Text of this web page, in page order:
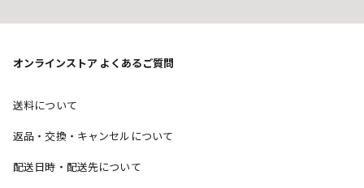
オンラインストア よくあるご質問
送料について
返品・交換・キャンセルについて
配送日時・配送先について